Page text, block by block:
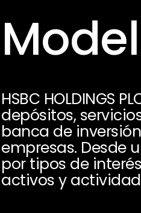
HSBC HOLDINGS
depósitos,
banca de
empresas. Desde
por tipos de
activos y